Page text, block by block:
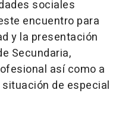
sociales
encuentro para
y la presentación
Secundaria,
así como a
de especial